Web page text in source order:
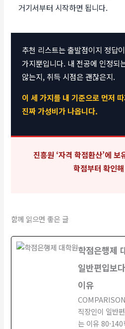
거기서부터 시작하면 됩니다.
추천 리스트는 출발점이지 정답
가지뿐입니다. 내 전공에 인정되
않는지, 취득 시점은 괜찮은지.
이 세 가지를 내 기준으로 먼저
진짜 가성비가 나옵니다.
진흥원 ‘자격 학점환산’에
학점부터 확인
함께 읽으면 좋은 글
학점은행제
일반편입보
이유
직장인이 일반
는 이유